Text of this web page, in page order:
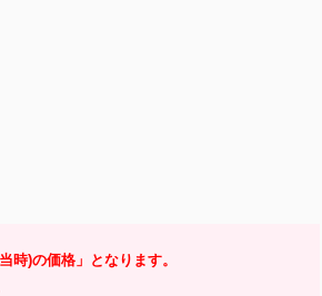
)の価格」となります。